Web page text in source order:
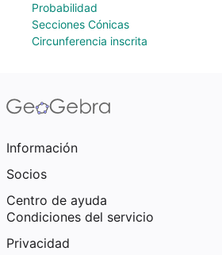
Probabilidad
Secciones Cónicas
Circunferencia inscrita
Información
Socios
Centro de ayuda
Condiciones del servicio
Privacidad